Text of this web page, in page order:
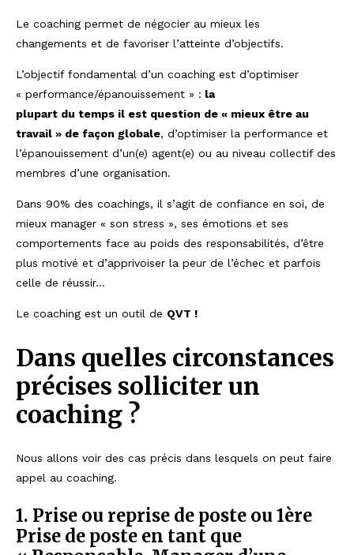
Le coaching permet de négocier au mieux les
changements et de favoriser l’atteinte d’objectifs.
L’objectif fondamental d’un coaching est d’optimiser
« performance/épanouissement » : la
plupart du temps il est question de « mieux être au
travail » de façon globale, d’optimiser la performance et
l’épanouissement d’un(e) agent(e) ou au niveau collectif des
membres d’une organisation.
Dans 90% des coachings, il s’agit de confiance en soi, de
mieux manager « son stress », ses émotions et ses
comportements face au poids des responsabilités, d’être
plus motivé et d’apprivoiser la peur de l’échec et parfois
celle de réussir…
Le coaching est un outil de QVT !
Dans quelles circonstances
précises solliciter un
coaching ?
Nous allons voir des cas précis dans lesquels on peut faire
appel au coaching.
1. Prise ou reprise de poste ou 1ère
Prise de poste en tant que